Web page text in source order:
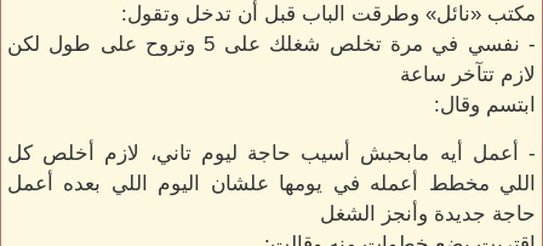
مكتب «نائل» وطرقت الباب قبل أن تدخل وتقول:
- نفسي في مرة تخلص شغلك على 5 وتروح على طول لكن
لازم تتآخر ساعة
ابتسم وقال:
- أعمل أيه مابحبش أسيب حاجة ليوم تاني، لازم أخلص كل
اللي مخطط أعمله في يومها علشان اليوم اللي بعده أعمل
حاجة جديدة وأنجز الشغل